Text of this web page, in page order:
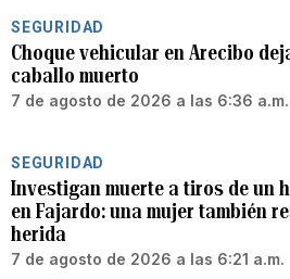
SEGURIDAD
Choque vehicular en Arecibo
caballo muerto
7 de agosto de 2026 a las 6:36 a.m.
SEGURIDAD
Investigan muerte a tiros de un
en Fajardo: una mujer también
herida
7 de agosto de 2026 a las 6:21 a.m.